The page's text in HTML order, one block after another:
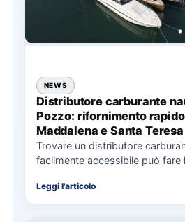
NEWS
Distributore carburante
Pozzo: rifornimento
Maddalena e Santa
Trovare un distributore
facilmente accessibile può fare
soprattutto…
Leggi l'articolo